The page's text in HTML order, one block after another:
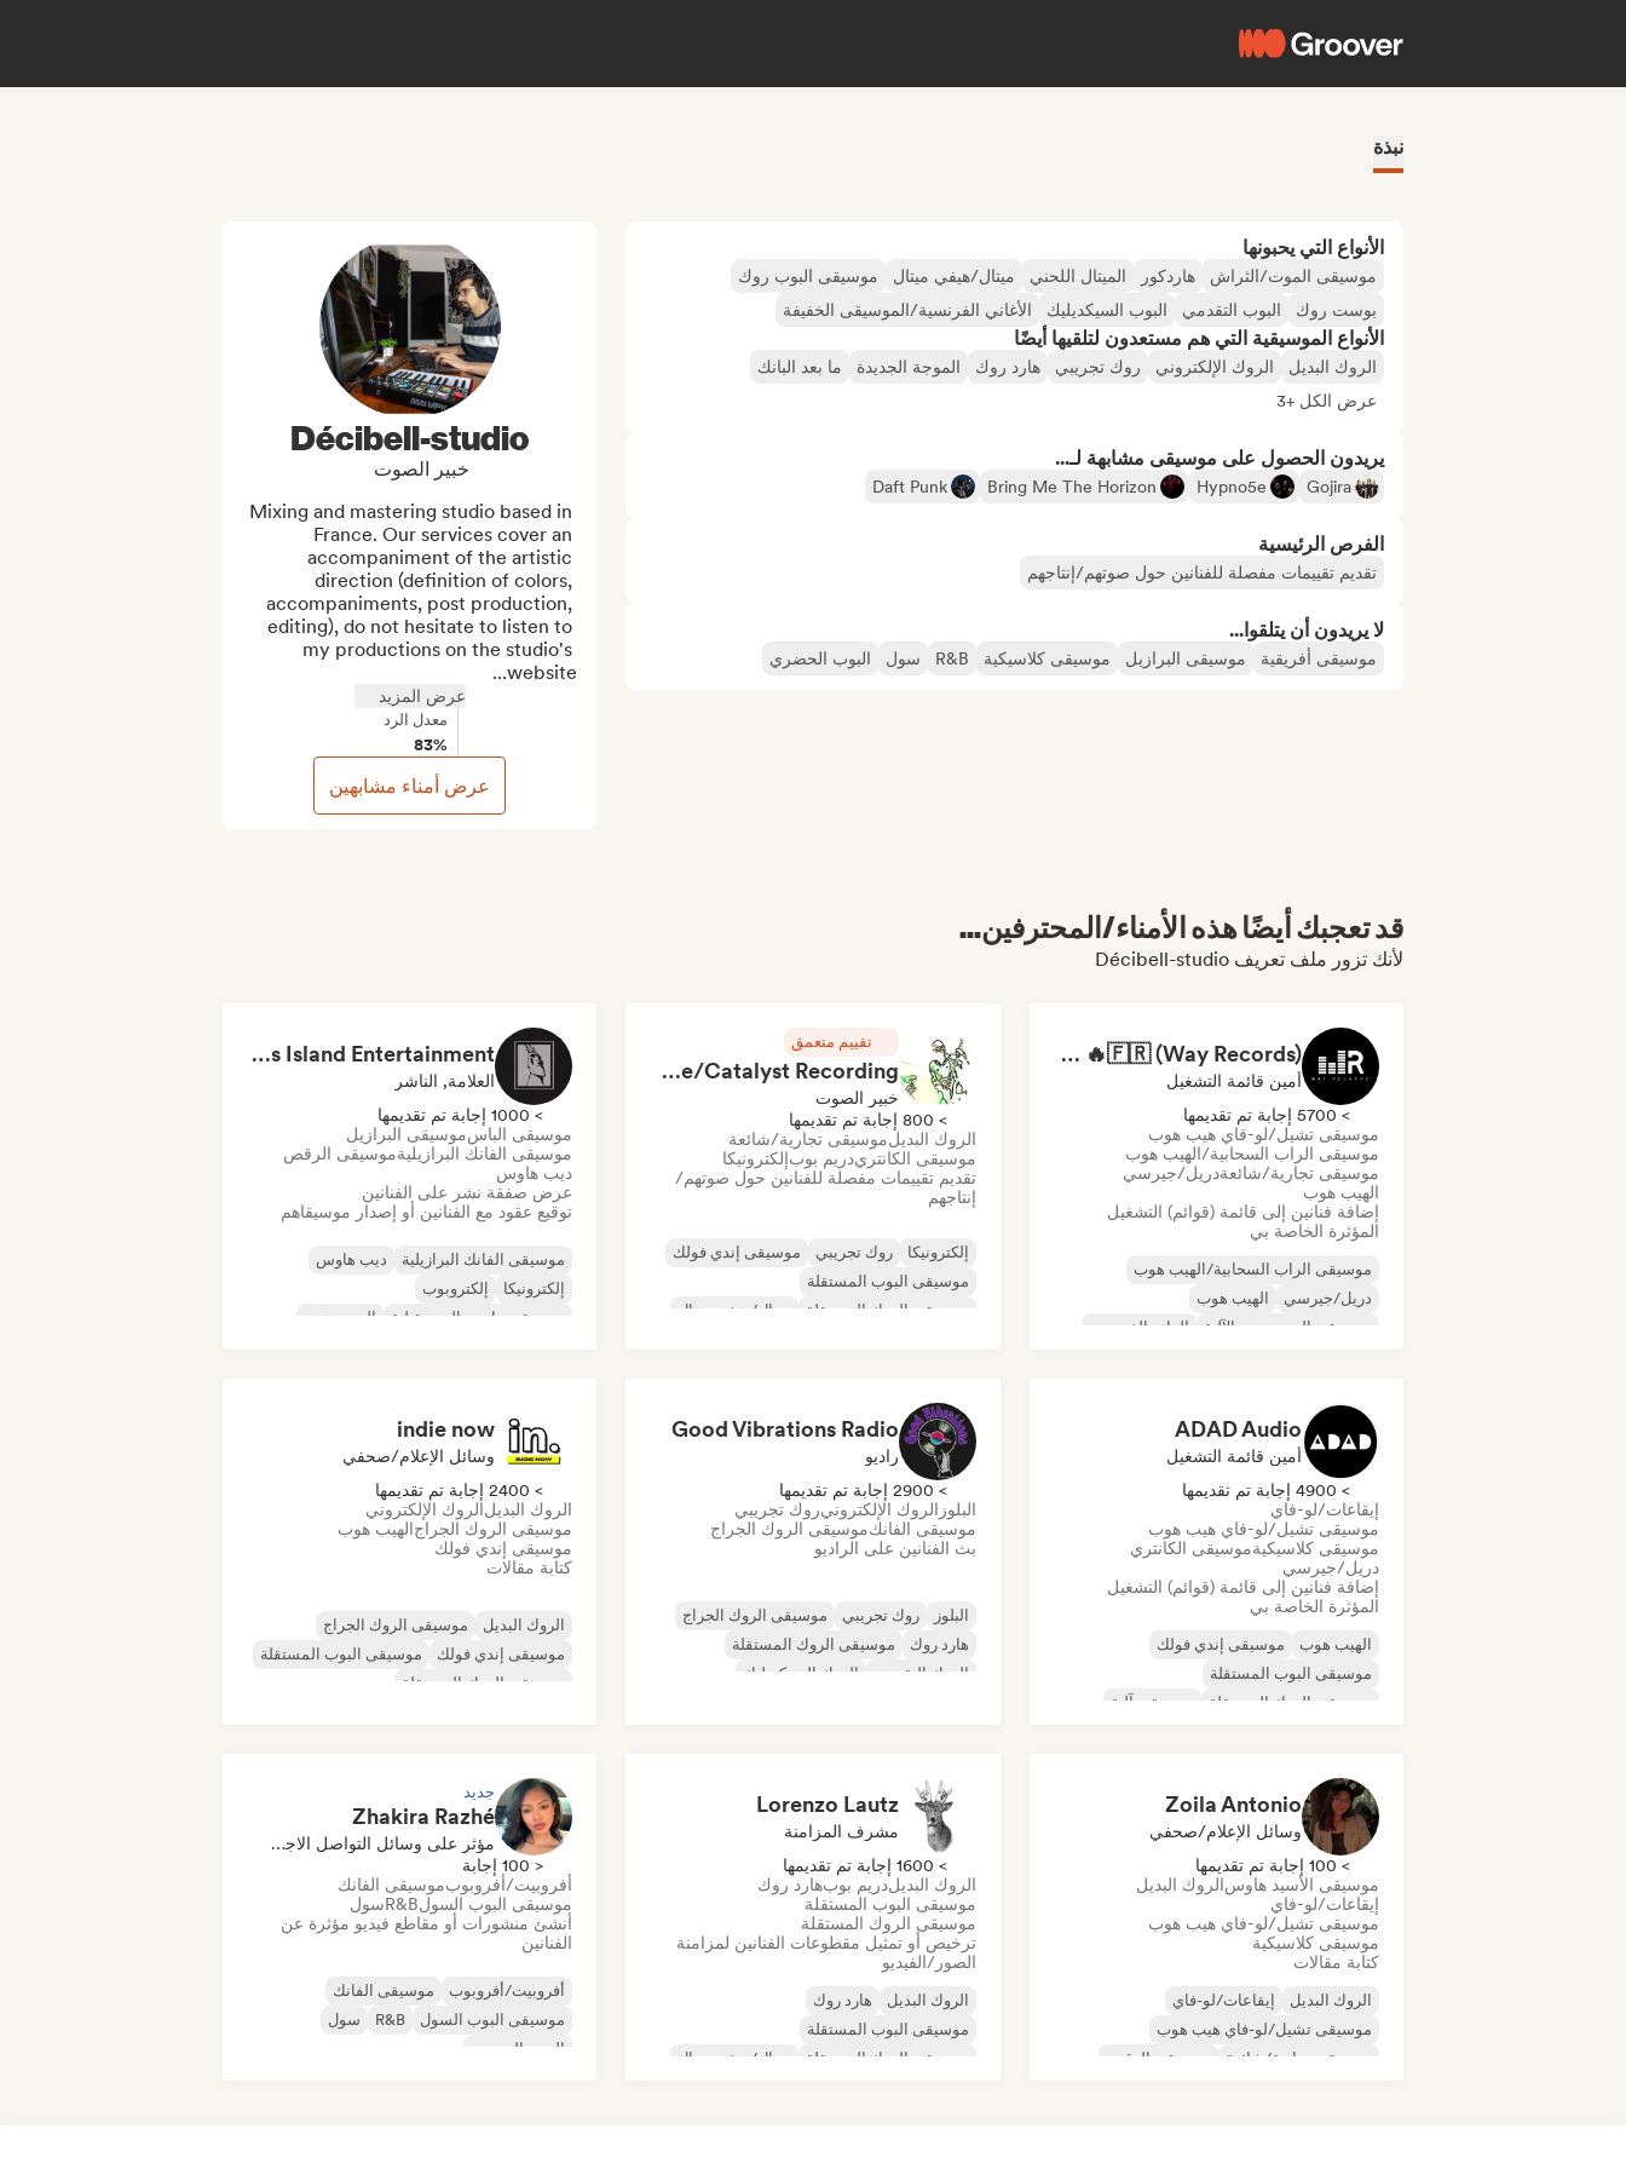
نبذة
الأنواع التي يحبونها
موسيقى الموت/الثراش هاردكور الميتال اللحني ميتال/هيفي ميتال
موسيقى البوب روك
بوست روك
البوب التقدمي البوب السيكديليك الأغاني الفرنسية/الموسيقى الخفيفة
الأنواع الموسيقية التي هم مستعدون لتلقيها أيضًا
الروك البديل الروك الإلكتروني روك تجريبي هارد روك الموجة الجديدة
ما بعد البانك
عرض الكل +3
يريدون الحصول على موسيقى مشابهة لـ...
Gojira
Hypno5e
Bring Me The Horizon
Daft Punk
الفرص الرئيسية
تقديم تقييمات مفصلة للفنانين حول صوتهم/إنتاجهم
لا يريدون أن يتلقوا...
موسيقى أفريقية موسيقى البرازيل موسيقى كلاسيكية R&B سول البوب الحضري
Décibell-studio
خبير الصوت
Mixing and mastering studio based in
France. Our services cover an
accompaniment of the artistic
direction (definition of colors,
accompaniments, post production,
editing), do not hesitate to listen to
my productions on the studio's
website...
عرض المزيد
معدل الرد
83%
عرض أمناء مشابهين
قد تعجبك أيضًا هذه الأمناء/المحترفين...
لأنك تزور ملف تعريف Décibell-studio
RAP FRANÇAIS 2026 🔥🇫🇷 (Way Records)
أمين قائمة التشغيل
> 5700 إجابة تم تقديمها
موسيقى تشيل/لو-فاي هيب هوب
موسيقى الراب السحابية/الهيب هوب
موسيقى تجارية/شائعةدريل/جيرسي
الهيب هوب
إضافة فنانين إلى قائمة (قوائم) التشغيل
المؤثرة الخاصة بي
موسيقى الراب السحابية/الهيب هوب
دريل/جيرسي
الهيب هوب
موسيقى الهيب هوب الآلية
الراب الفرنسي
تقييم متعمق
Rob Tavaglione/Catalyst Recording
خبير الصوت
> 800 إجابة تم تقديمها
الروك البديلموسيقى تجارية/شائعة
موسيقى الكانتريدريم بوبإلكترونيكا
تقديم تقييمات مفصلة للفنانين حول صوتهم/
إنتاجهم
إلكترونيكا روك تجريبي
موسيقى إندي فولك
موسيقى البوب المستقلة
موسيقى الروك المستقلة
ميتال/هيفي ميتال
Dreamers Island Entertainment
العلامة, الناشر
> 1000 إجابة تم تقديمها
موسيقى الباسموسيقى البرازيل
موسيقى الفانك البرازيليةموسيقى الرقص
ديب هاوس
عرض صفقة نشر على الفنانين
توقيع عقود مع الفنانين أو إصدار موسيقاهم
موسيقى الفانك البرازيلية
ديب هاوس
إلكترونيكا
إلكتروبوب
موسيقى هاوس المستقبلية
الهيب هوب
ADAD Audio
أمين قائمة التشغيل
> 4900 إجابة تم تقديمها
إيقاعات/لو-فاي
موسيقى تشيل/لو-فاي هيب هوب
موسيقى كلاسيكيةموسيقى الكانتري
دريل/جيرسي
إضافة فنانين إلى قائمة (قوائم) التشغيل
المؤثرة الخاصة بي
الهيب هوب
موسيقى إندي فولك
موسيقى البوب المستقلة
موسيقى الروك المستقلة
موسيقى آلية
Good Vibrations Radio
راديو
> 2900 إجابة تم تقديمها
البلوز الروك الإلكترونيروك تجريبي
موسيقى الفانكموسيقى الروك الجراج
بث الفنانين على الراديو
البلوز روك تجريبي
موسيقى الروك الجراج
هارد روك
موسيقى الروك المستقلة
الروك التقدمي
الروك السيكديليك
indie now
وسائل الإعلام/صحفي
> 2400 إجابة تم تقديمها
الروك البديلالروك الإلكتروني
موسيقى الروك الجراجالهيب هوب
موسيقى إندي فولك
كتابة مقالات
الروك البديل
موسيقى الروك الجراج
موسيقى إندي فولك
موسيقى البوب المستقلة
موسيقى الروك المستقلة
Zoila Antonio
وسائل الإعلام/صحفي
> 100 إجابة تم تقديمها
موسيقى الأسيد هاوسالروك البديل
إيقاعات/لو-فاي
موسيقى تشيل/لو-فاي هيب هوب
موسيقى كلاسيكية
كتابة مقالات
الروك البديل
إيقاعات/لو-فاي
موسيقى تشيل/لو-فاي هيب هوب
موسيقى تجارية/شائعة
موسيقى الرقص
Lorenzo Lautz
مشرف المزامنة
> 1600 إجابة تم تقديمها
الروك البديلدريم بوبهارد روك
موسيقى البوب المستقلة
موسيقى الروك المستقلة
ترخيص أو تمثيل مقطوعات الفنانين لمزامنة
الصور/الفيديو
الروك البديل
هارد روك
موسيقى البوب المستقلة
موسيقى الروك المستقلة
ميتال/هيفي ميتال
جديد
Zhakira Razhé
مؤثر على وسائل التواصل الاجتماعي
< 100 إجابة
أفروبيت/أفروبوبموسيقى الفانك
موسيقى البوب السولR&Bسول
أنشئ منشورات أو مقاطع فيديو مؤثرة عن
الفنانين
أفروبيت/أفروبوب
موسيقى الفانك
موسيقى البوب السول
R&B
سول
البوب الحضري